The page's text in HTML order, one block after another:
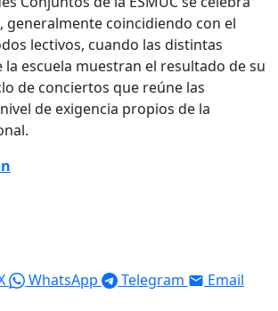
generalmente coincidiendo con el
lectivos, cuando las distintas
escuela muestran el resultado de su
de conciertos que reúne las
de exigencia propios de la
WhatsApp Telegram Email